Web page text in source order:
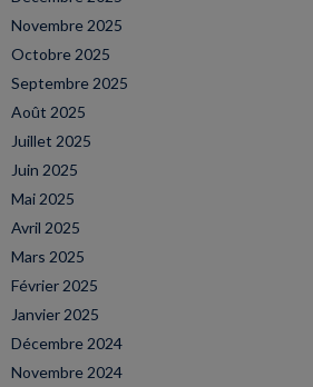
Novembre 2025
Octobre 2025
Septembre 2025
Août 2025
Juillet 2025
Juin 2025
Mai 2025
Avril 2025
Mars 2025
Février 2025
Janvier 2025
Décembre 2024
Novembre 2024